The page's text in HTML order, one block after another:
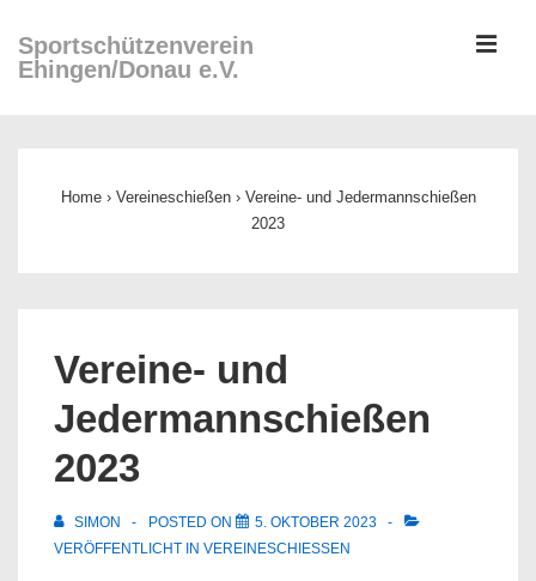
Zum
Inhalt
Sportschützenverein
Ehingen/Donau e.V.
Home › Vereineschießen › Vereine- und Jedermannschießen
2023
Vereine- und
Jedermannschießen
2023
SIMON POSTED ON
5. OKTOBER 2023
VERÖFFENTLICHT IN VEREINESCHIESSEN